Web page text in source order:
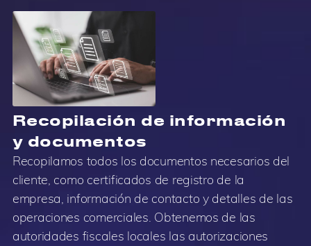
Recopilación de información
y documentos
Recopilamos todos los documentos necesarios del
cliente, como certificados de registro de la
empresa, información de contacto y detalles de las
operaciones comerciales. Obtenemos de las
autoridades fiscales locales las autorizaciones